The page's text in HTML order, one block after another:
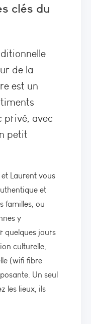
clés du
de la
est un
avec
petit
Laurent vous
et
familles, ou
y
quelques jours
culturelle,
(wifi fibre
Un seul
les lieux, ils